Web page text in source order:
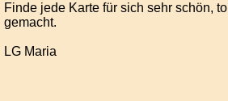
Finde jede Karte für sich sehr schön, toll
gemacht.
LG Maria